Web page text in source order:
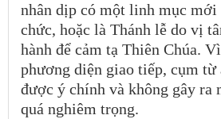
nhân dịp có một linh mục
chức, hoặc là Thánh lễ do vị
hành để cảm tạ Thiên Chúa.
phương diện giao tiếp, cụm từ
được ý chính và không gây ra
quá nghiêm trọng.